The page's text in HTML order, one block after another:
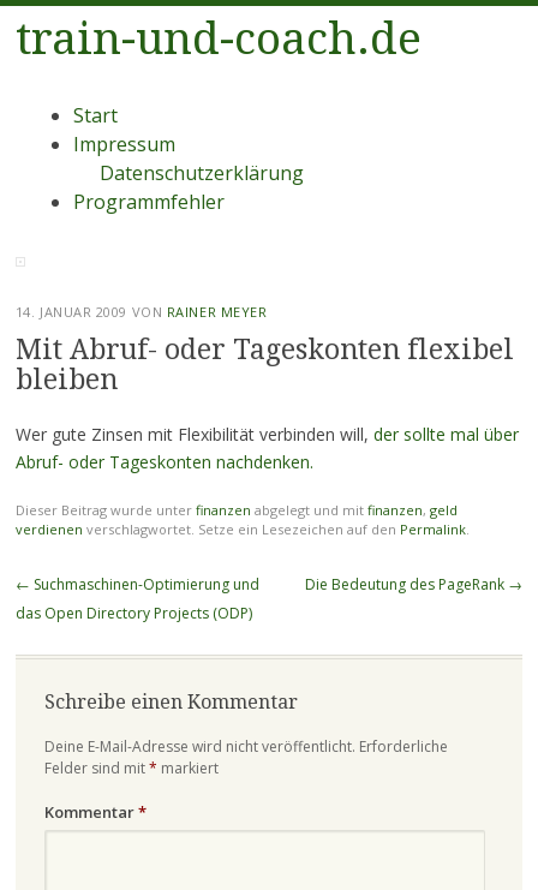
train-und-coach.de
Menü
Zum
Inhalt
Start
Impressum
Datenschutzerklärung
Programmfehler
14. JANUAR 2009 VON RAINER MEYER
Mit Abruf- oder Tageskonten flexibel
bleiben
Wer gute Zinsen mit Flexibilität verbinden will, der sollte mal über
Abruf- oder Tageskonten nachdenken.
Dieser Beitrag wurde unter finanzen abgelegt und mit finanzen, geld
verdienen verschlagwortet. Setze ein Lesezeichen auf den Permalink.
Beitragsnavigation
← Suchmaschinen-Optimierung und
das Open Directory Projects (ODP)
Die Bedeutung des PageRank →
Schreibe einen Kommentar
Deine E-Mail-Adresse wird nicht veröffentlicht. Erforderliche
Felder sind mit* markiert
Kommentar*